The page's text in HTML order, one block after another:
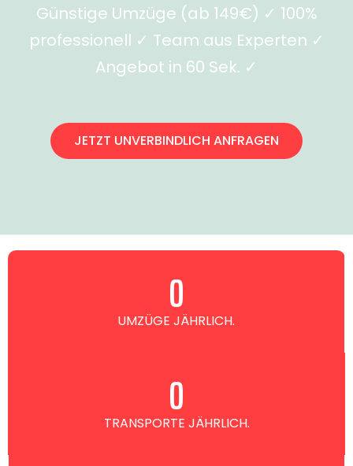
Günstige Umzüge (ab 149€) ✓ 100%
professionell ✓ Team aus Experten ✓
Angebot in 60 Sek. ✓
JETZT UNVERBINDLICH ANFRAGEN
UMZÜGE JÄHRLICH.
0
TRANSPORTE JÄHRLICH.
0